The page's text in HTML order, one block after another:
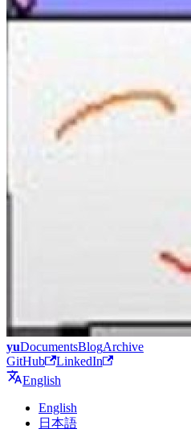
yuDocumentsBlogArchive
GitHub
LinkedIn
English
English
日本語